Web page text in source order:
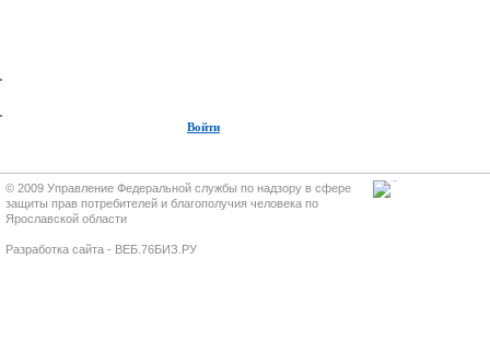
Войти
© 2009 Управление Федеральной службы по надзору в сфере
защиты прав потребителей и благополучия человека по
Ярославской области
Разработка сайта - ВЕБ.76БИЗ.РУ